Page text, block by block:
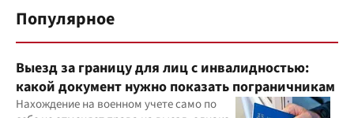
Популярное
Выезд за границу для лиц с инвалидностью:
какой документ нужно показать пограничникам
Нахождение на военном учете само по